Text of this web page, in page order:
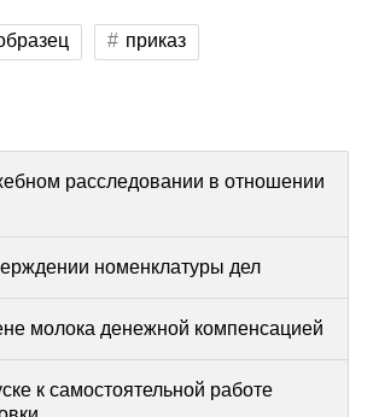
приказ
расследовании в отношении
номенклатуры дел
молока денежной компенсацией
к самостоятельной работе